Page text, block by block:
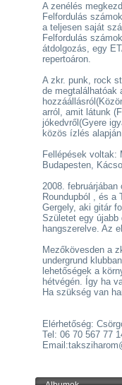
A zenélés
Felfordulás
a teljesen saját
Felfordulás
átdolgozás, egy
repertoáron.
A zkr. punk, rock
de megtalálhatóak
arról, amit látunk
jókedvről(Gyere
közös ízlés
Fellépések voltak:
Budapesten,
2008.
Roundupból , és a
Gergely, aki gitár
Születet egy
hangszerelve. Az
Mezőkövesden a
undergrund
lehetőségek a
hétvégén. Így ha
Ha szükség van
Elérhetőség:
Tel: 06 70 567 77